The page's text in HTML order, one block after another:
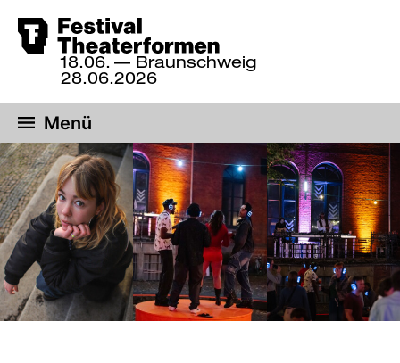
Zum
Hauptinhalt
springen
18.
bis
28.
Juni
2026,
Braunschweig
18.06.
28.06.2026
— Braunschweig
Menü